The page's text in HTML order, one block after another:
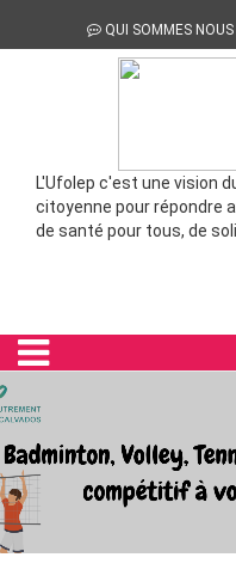
QUI SOMMES NOUS
L'Ufolep c'est une vision
citoyenne pour répondre
de santé pour tous, de